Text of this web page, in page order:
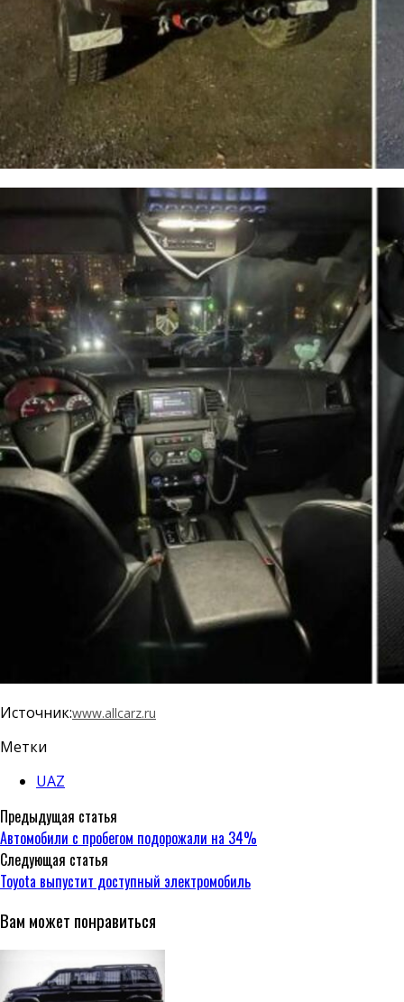
Источник:www.allcarz.ru
Метки
UAZ
Предыдущая статья
Автомобили с пробегом подорожали на 34%
Следующая статья
Toyota выпустит доступный электромобиль
Вам может понравиться